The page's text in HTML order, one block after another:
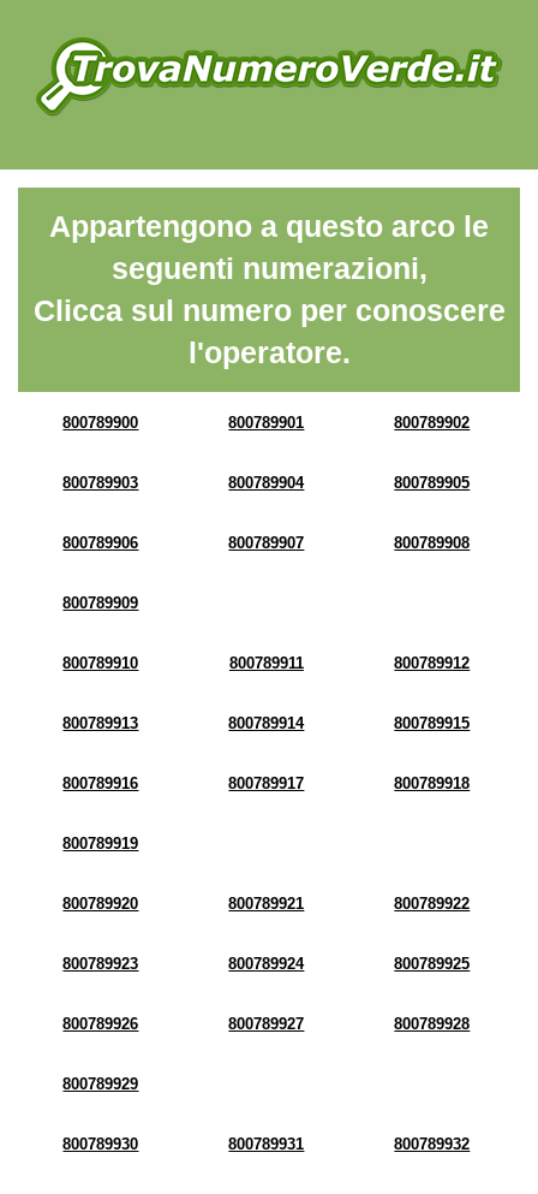
Appartengono a questo arco le
seguenti numerazioni,
Clicca sul numero per conoscere
l'operatore.
800789900 800789901 800789902
800789903 800789904 800789905
800789906 800789907 800789908
800789909
800789910 800789911 800789912
800789913 800789914 800789915
800789916 800789917 800789918
800789919
800789920 800789921 800789922
800789923 800789924 800789925
800789926 800789927 800789928
800789929
800789930 800789931 800789932